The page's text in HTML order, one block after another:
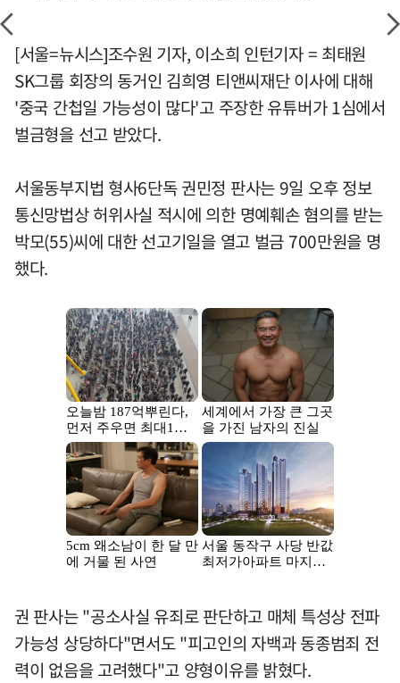
[서울=뉴시스]조수원 기자, 이소희 인턴기자 = 최태원
SK그룹 회장의 동거인 김희영 티앤씨재단 이사에 대해
'중국 간첩일 가능성이 많다'고 주장한 유튜버가 1심에서
벌금형을 선고 받았다.
서울동부지법 형사6단독 권민정 판사는 9일 오후 정보
통신망법상 허위사실 적시에 의한 명예훼손 혐의를 받는
박모(55)씨에 대한 선고기일을 열고 벌금 700만원을 명
했다.
권 판사는 "공소사실 유죄로 판단하고 매체 특성상 전파
가능성 상당하다"면서도 "피고인의 자백과 동종범죄 전
력이 없음을 고려했다"고 양형이유를 밝혔다.